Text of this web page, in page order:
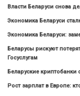
Власти Беларуси снова
Экономика Беларуси
Экономика Беларуси:
Беларусы рискуют
Госуслугам
Беларуские криптобанки
Рост зарплат в Европе: